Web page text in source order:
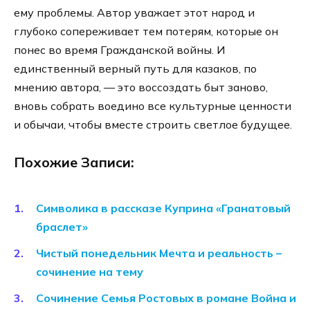
ему проблемы. Автор уважает этот народ и
глубоко сопереживает тем потерям, которые он
понес во время Гражданской войны. И
единственный верный путь для казаков, по
мнению автора, — это воссоздать быт заново,
вновь собрать воедино все культурные ценности
и обычаи, чтобы вместе строить светлое будущее.
Похожие Записи:
Символика в рассказе Куприна «Гранатовый
браслет»
Чистый понедельник Мечта и реальность –
сочинение на тему
Сочинение Семья Ростовых в романе Война и